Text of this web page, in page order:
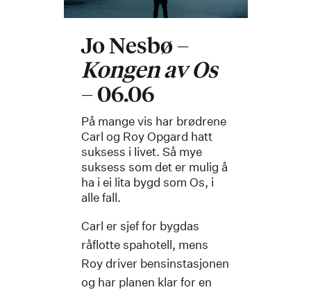
Jo Nesbø –
Kongen av Os
– 06.06
På mange vis har brødrene
Carl og Roy Opgard hatt
suksess i livet. Så mye
suksess som det er mulig å
ha i ei lita bygd som Os, i
alle fall.
Carl er sjef for bygdas
råflotte spahotell, mens
Roy driver bensinstasjonen
og har planen klar for en